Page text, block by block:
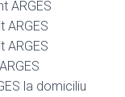
ARGES
ARGES
ARGES
la domiciliu